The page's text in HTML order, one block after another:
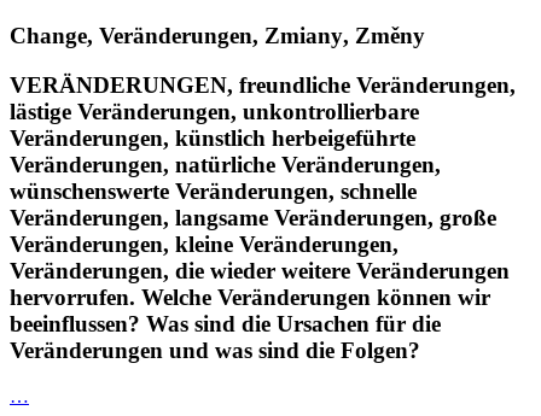
Change, Veränderungen, Zmiany, Změny
VERÄNDERUNGEN, freundliche Veränderungen,
lästige Veränderungen, unkontrollierbare
Veränderungen, künstlich herbeigeführte
Veränderungen, natürliche Veränderungen,
wünschenswerte Veränderungen, schnelle
Veränderungen, langsame Veränderungen, große
Veränderungen, kleine Veränderungen,
Veränderungen, die wieder weitere Veränderungen
hervorrufen. Welche Veränderungen können wir
beeinflussen? Was sind die Ursachen für die
Veränderungen und was sind die Folgen?
…